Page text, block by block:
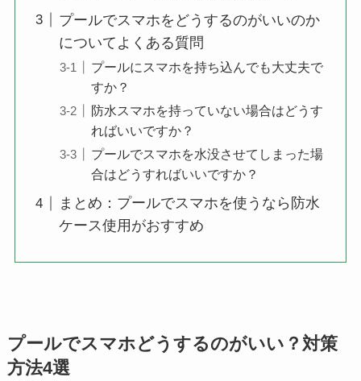
プールでスマホをどうするのがいいのか
についてよくある質問
プールにスマホを持ち込んでも大丈夫で
すか？
防水スマホを持っていない場合はどうす
ればいいですか？
プールでスマホを水没させてしまった場
合はどうすればいいですか？
まとめ：プールでスマホを使うなら防水
ケース使用がおすすめ
プールでスマホどうするのがいい？対策
方法4選